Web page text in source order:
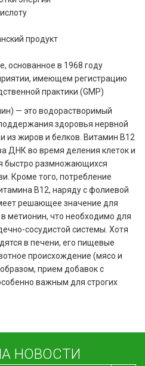
продукт
основанное в 1968 году
имеющем регистрацию
практики (GMP)
— это водорастворимый
здоровья нервной
из жиров и белков. Витамин B12
ДНК во время деления клеток и
быстро размножающихся
Кроме того, потребление
B12, наряду с фолиевой
решающее значение для
метионин, что необходимо для
сосудистой системы. Хотя
в печени, его пищевые
происхождение (мясо и
прием добавок с
важным для строгих
НОВОСТИ